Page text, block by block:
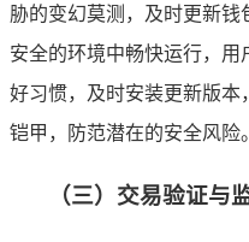
胁的变幻莫测，及时更新
安全的环境中畅快运行，
好习惯，及时安装更新版本
铠甲，防范潜在的安全风险。
（三）交易验证与